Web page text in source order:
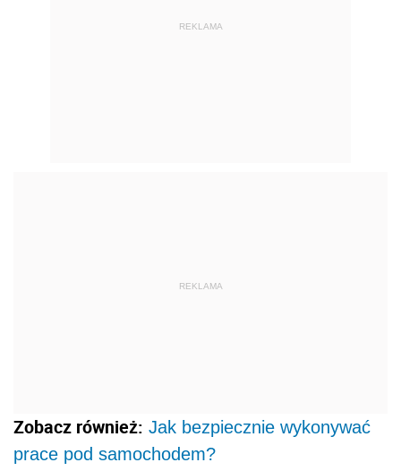
REKLAMA
REKLAMA
Zobacz również: Jak bezpiecznie wykonywać
prace pod samochodem?